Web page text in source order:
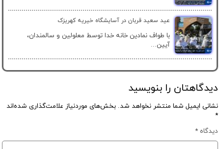
عید سعید قربان در آسایشگاه خیریه کهریزک
با طواف نمادین خانه خدا توسط معلولین و سالمندان،
آیین...
دیدگاهتان را بنویسید
نشانی ایمیل شما منتشر نخواهد شد. بخش‌های موردنیاز علامت‌گذاری شده‌اند
*
دیدگاه*